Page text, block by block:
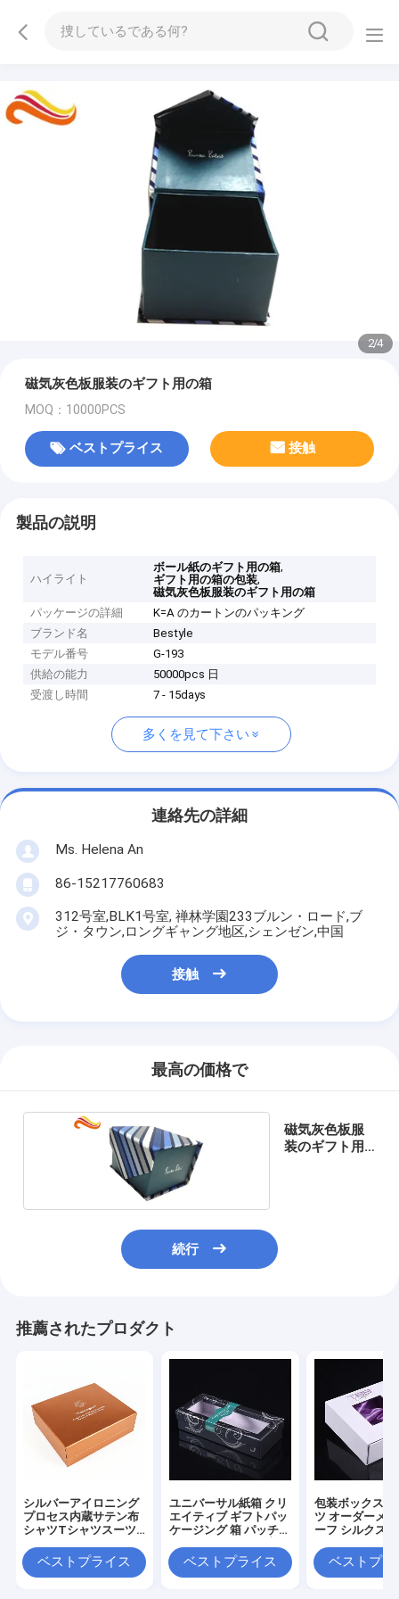
3/4
磁気灰色板服装のギフト用の箱
MOQ：10000PCS
ベストプライス 接触
製品の説明
ハイライト
ボール紙のギフト用の箱,
ギフト用の箱の包装,
磁気灰色板服装のギフト用の箱
パッケージの詳細
K=A のカートンのパッキング
ブランド名
Bestyle
モデル番号
G-193
供給の能力
50000pcs 日
受渡し時間
7 - 15days
多くを見て下さい
連絡先の詳細
Ms. Helena An
86-15217760683
312号室,BLK1号室, 禅林学園233ブルン・ロード,ブ
ジ・タウン,ロングギャング地区,シェンゼン,中国
接触
最高の価格で
磁気灰色板服
装のギフト用
続行
推薦されたプロダクト
シルバーアイロニング
プロセス内蔵サテン布
シャツTシャツスーツ
ム 高級 天と地カバー
ギフトボックス
ベストプライス
ユニバーサル紙箱 クリ
エイティブ ギフトパッ
ケージング 箱 パッチ
カラー ボックス カスタ
マイズ
ベストプライス
包装ボックスと
ツ オーダーメ
ーフ シルクス
オーダーメイド
ベストプラ